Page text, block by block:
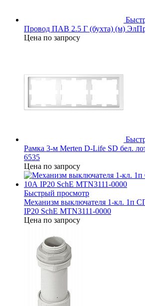
Провод ПАВ 2.5 Г (бухта) (м)
Цена по запросу
Рамка 3-м Merten D-Life SD бел.
6535
Цена по запросу
Быстрый просмотр
Механизм выключателя 1-кл. 1п
IP20 SchE MTN3111-0000
Цена по запросу